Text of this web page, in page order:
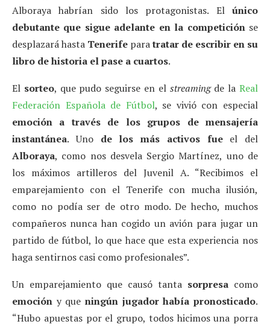
Alboraya habrían sido los protagonistas. El único
debutante que sigue adelante en la competiciónse
desplazará hasta Tenerife paratratar de escribir en su
libro de historia el pase a cuartos.
El sorteo, que pudo seguirse en el streamingde laReal
Federación Española de Fútbol, se vivió con especial
emoción a través de los grupos de mensajería
instantánea. Uno de los más activos fueel del
Alboraya, como nos desvela Sergio Martínez, uno de
los máximos artilleros del Juvenil A. “Recibimos el
emparejamiento con el Tenerife con mucha ilusión,
como no podía ser de otro modo. De hecho, muchos
compañeros nunca han cogido un avión para jugar un
partido de fútbol, lo que hace que esta experiencia nos
haga sentirnos casi como profesionales”.
Un emparejamiento que causó tanta sorpresa como
emoción y que ningún jugador había pronosticado.
“Hubo apuestas por el grupo, todos hicimos una porra